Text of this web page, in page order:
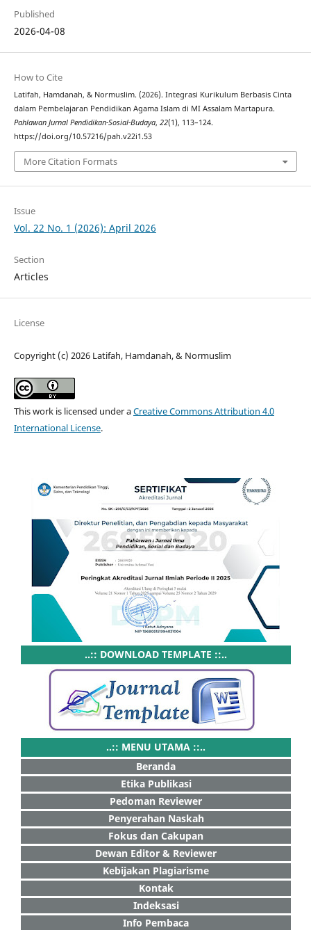
Published
2026-04-08
How to Cite
Latifah, Hamdanah, & Normuslim. (2026). Integrasi Kurikulum Berbasis Cinta
dalam Pembelajaran Pendidikan Agama Islam di MI Assalam Martapura.
Pahlawan Jurnal Pendidikan-Sosial-Budaya, 22(1), 113–124.
https://doi.org/10.57216/pah.v22i1.53
More Citation Formats
Issue
Vol. 22 No. 1 (2026): April 2026
Section
Articles
License
Copyright (c) 2026 Latifah, Hamdanah, & Normuslim
This work is licensed under aCreative Commons Attribution 4.0
International License.
..:: DOWNLOAD TEMPLATE ::..
..:: MENU UTAMA ::..
Beranda
Etika Publikasi
Pedoman Reviewer
Penyerahan Naskah
Fokus dan Cakupan
Dewan Editor & Reviewer
Kebijakan Plagiarisme
Kontak
Indeksasi
Info Pembaca